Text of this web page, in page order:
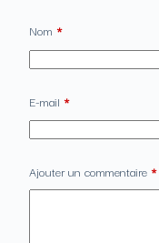
Nom *
E-mail *
Ajouter un commentaire *